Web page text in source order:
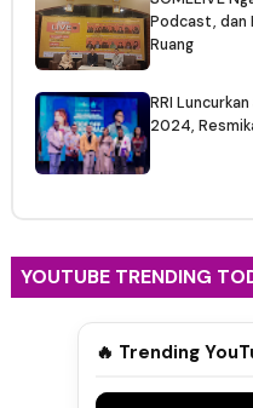
Podcast, dan
Ruang
RRI
2024,
YOUTUBE TRENDING
🔥 Trending